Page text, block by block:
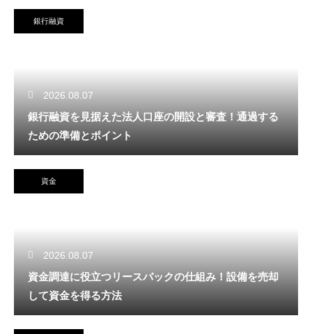
銀行融資
2026.08.07
銀行融資を見据えた法人口座の開設と審査！通過する
ための準備とポイント
資金
2026.08.07
資金調達に役立つリースバックの仕組み！設備を売却
して資金を得る方法